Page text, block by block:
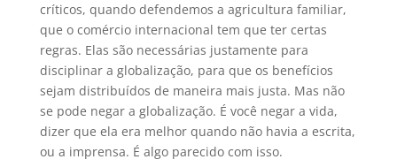
críticos, quando defendemos a agricultura familiar,
que o comércio internacional tem que ter certas
regras. Elas são necessárias justamente para
disciplinar a globalização, para que os benefícios
sejam distribuídos de maneira mais justa. Mas não
se pode negar a globalização. É você negar a vida,
dizer que ela era melhor quando não havia a escrita,
ou a imprensa. É algo parecido com isso.